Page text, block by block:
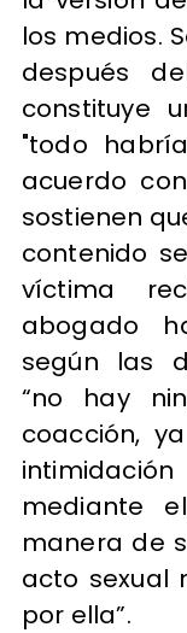
los medios.
después
constituye
"todo
acuerdo
sostienen
contenido
víctima
abogado
según las
“no hay
coacción,
mediante
manera de
acto sexual
por ella”.